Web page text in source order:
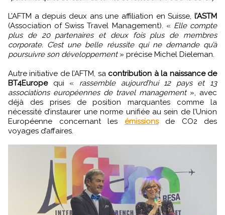
L’AFTM a depuis deux ans une affiliation en Suisse, l’ASTM
(Association of Swiss Travel Management). « Elle compte
plus de 20 partenaires et deux fois plus de membres
corporate. C’est une belle réussite qui ne demande qu’à
poursuivre son développement» précise Michel Dieleman.
Autre initiative de l’AFTM, sa contribution à la naissance de
BT4Europequi « rassemble aujourd’hui 12 pays et 13
associations européennes de travel management», avec
déjà des prises de position marquantes comme la
nécessité d’instaurer une norme unifiée au sein de l’Union
Européenne concernant les émissionsde CO2 des
voyages d’affaires.